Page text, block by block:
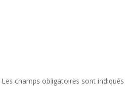
Les champs obligatoires sont